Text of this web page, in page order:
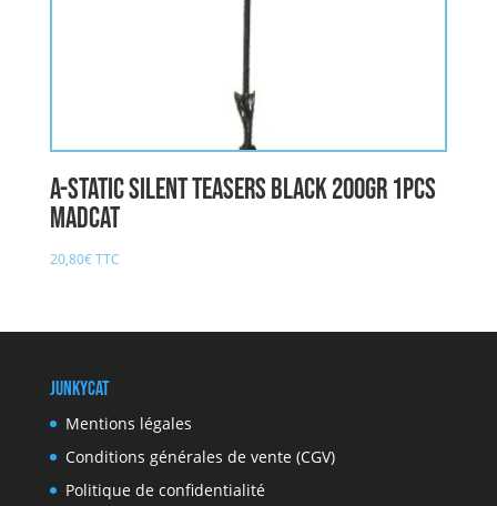
A-STATIC SILENT TEASERS BLACK 200gr 1pcs
MADCAT
20,80€TTC
JunkyCat
Mentions légales
Conditions générales de vente (CGV)
Politique de confidentialité